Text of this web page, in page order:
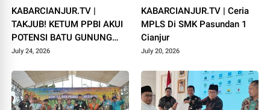
KABARCIANJUR.TV |
TAKJUB! KETUM PPBI AKUI
POTENSI BATU GUNUNG
PADANG
July 24, 2026
KABARCIANJUR.TV | Ceria
MPLS Di SMK Pasundan 1
Cianjur
July 20, 2026